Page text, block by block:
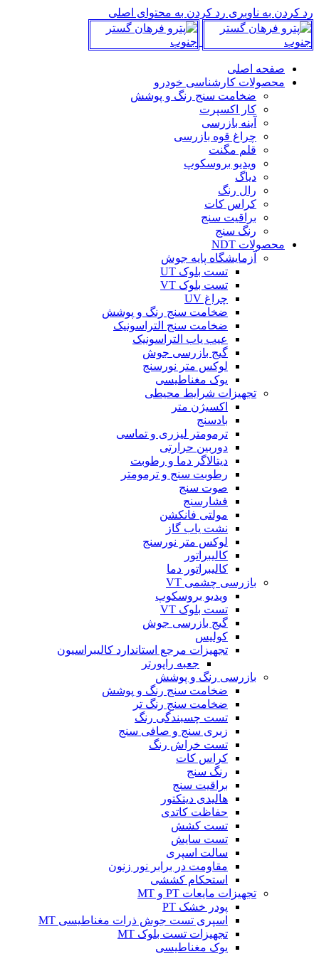
رد کردن به ناوبری رد کردن به محتوای اصلی
صفحه اصلی
محصولات کارشناسی خودرو
ضخامت سنج رنگ و پوشش
کار اکسپرت
آینه بازرسی
چراغ قوه بازرسی
قلم مگنت
ویدیو بروسکوپ
دیاگ
رال رنگ
کراس کات
براقیت سنج
رنگ سنج
محصولات NDT
آزمایشگاه پایه جوش
تست بلوک UT
تست بلوک VT
چراغ UV
ضخامت سنج رنگ و پوشش
ضخامت سنج التراسونیک
عیب یاب التراسونیک
گیج بازرسی جوش
لوکس متر نورسنج
یوک مغناطیسی
تجهیزات شرایط محیطی
اکسیژن متر
بادسنج
ترمومتر لیزری و تماسی
دوربین حرارتی
دیتالاگر دما و رطوبت
رطوبت سنج و ترمومتر
صوت سنج
فشارسنج
مولتی فانکشن
نشت یاب گاز
لوکس متر نورسنج
کالیبراتور
کالیبراتور دما
بازرسی چشمی VT
ویدیو بروسکوپ
تست بلوک VT
گیج بازرسی جوش
کولیس
تجهیزات مرجع استاندارد کالیبراسیون
جعبه راپورتر
بازرسی رنگ و پوشش
ضخامت سنج رنگ و پوشش
ضخامت سنج رنگ تر
تست چسبندگی رنگ
زبری سنج و صافی سنج
تست خراش رنگ
کراس کات
رنگ سنج
براقیت سنج
هالیدی دیتکتور
حفاظت کاتدی
تست کشش
تست سایش
سالت اسپری
مقاومت در برابر نور زنون
استحکام کششی
تجهیزات مایعات PT و MT
پودر خشک PT
اسپری تست جوش ذرات مغناطیسی MT
تجهیزات تست بلوک MT
یوک مغناطیسی